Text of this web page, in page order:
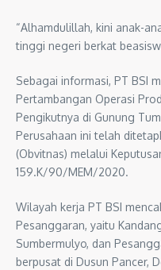
“Alhamdulillah, kini anak-
tinggi negeri berkat
Sebagai informasi, PT BSI
Pertambangan Operasi
Pengikutnya di Gunung
Perusahaan ini telah
(Obvitnas) melalui
159.K/90/MEM/2020.
Wilayah kerja PT BSI
Pesanggaran, yaitu
Sumbermulyo, dan
berpusat di Dusun Pancer,